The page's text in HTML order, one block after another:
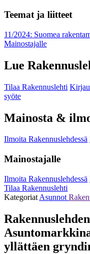
Teemat ja liitteet
11/2024: Suomea
Mainostajalle
Lue
Tilaa Rakennuslehti
syöte
Mainosta &
Ilmoita Rakennuslehdessä
Mainostajalle
Ilmoita Rakennuslehdessä
Tilaa Rakennuslehti
Kategoriat Asunnot
yllättäen